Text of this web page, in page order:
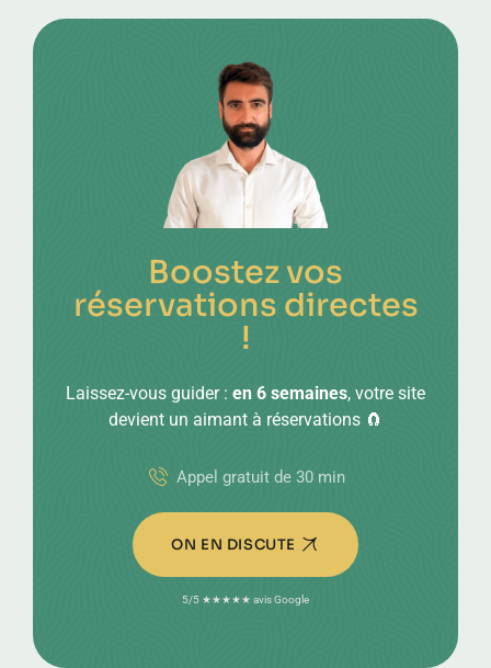
Boostez vos
réservations directes
!
Laissez-vous guider : en 6 semaines, votre site
devient un aimant à réservations 🧲
Appel gratuit de 30 min
ON EN DISCUTE
5/5 ★★★★★ avis Google